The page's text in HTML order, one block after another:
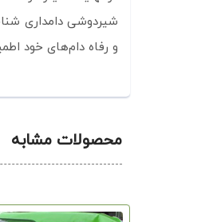
شیردوشی دامداری
و رفاه دام‌های خود
محصولات مشابه